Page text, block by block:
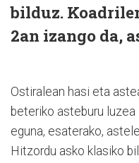
bilduz.
2an izango da,
Ostiralean hasi eta
beteriko asteburu luzea
eguna, esaterako,
Hitzordu asko klasiko